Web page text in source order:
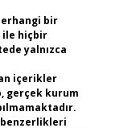
bir
ile hiçbir
yalnızca
içerikler
gerçek kurum